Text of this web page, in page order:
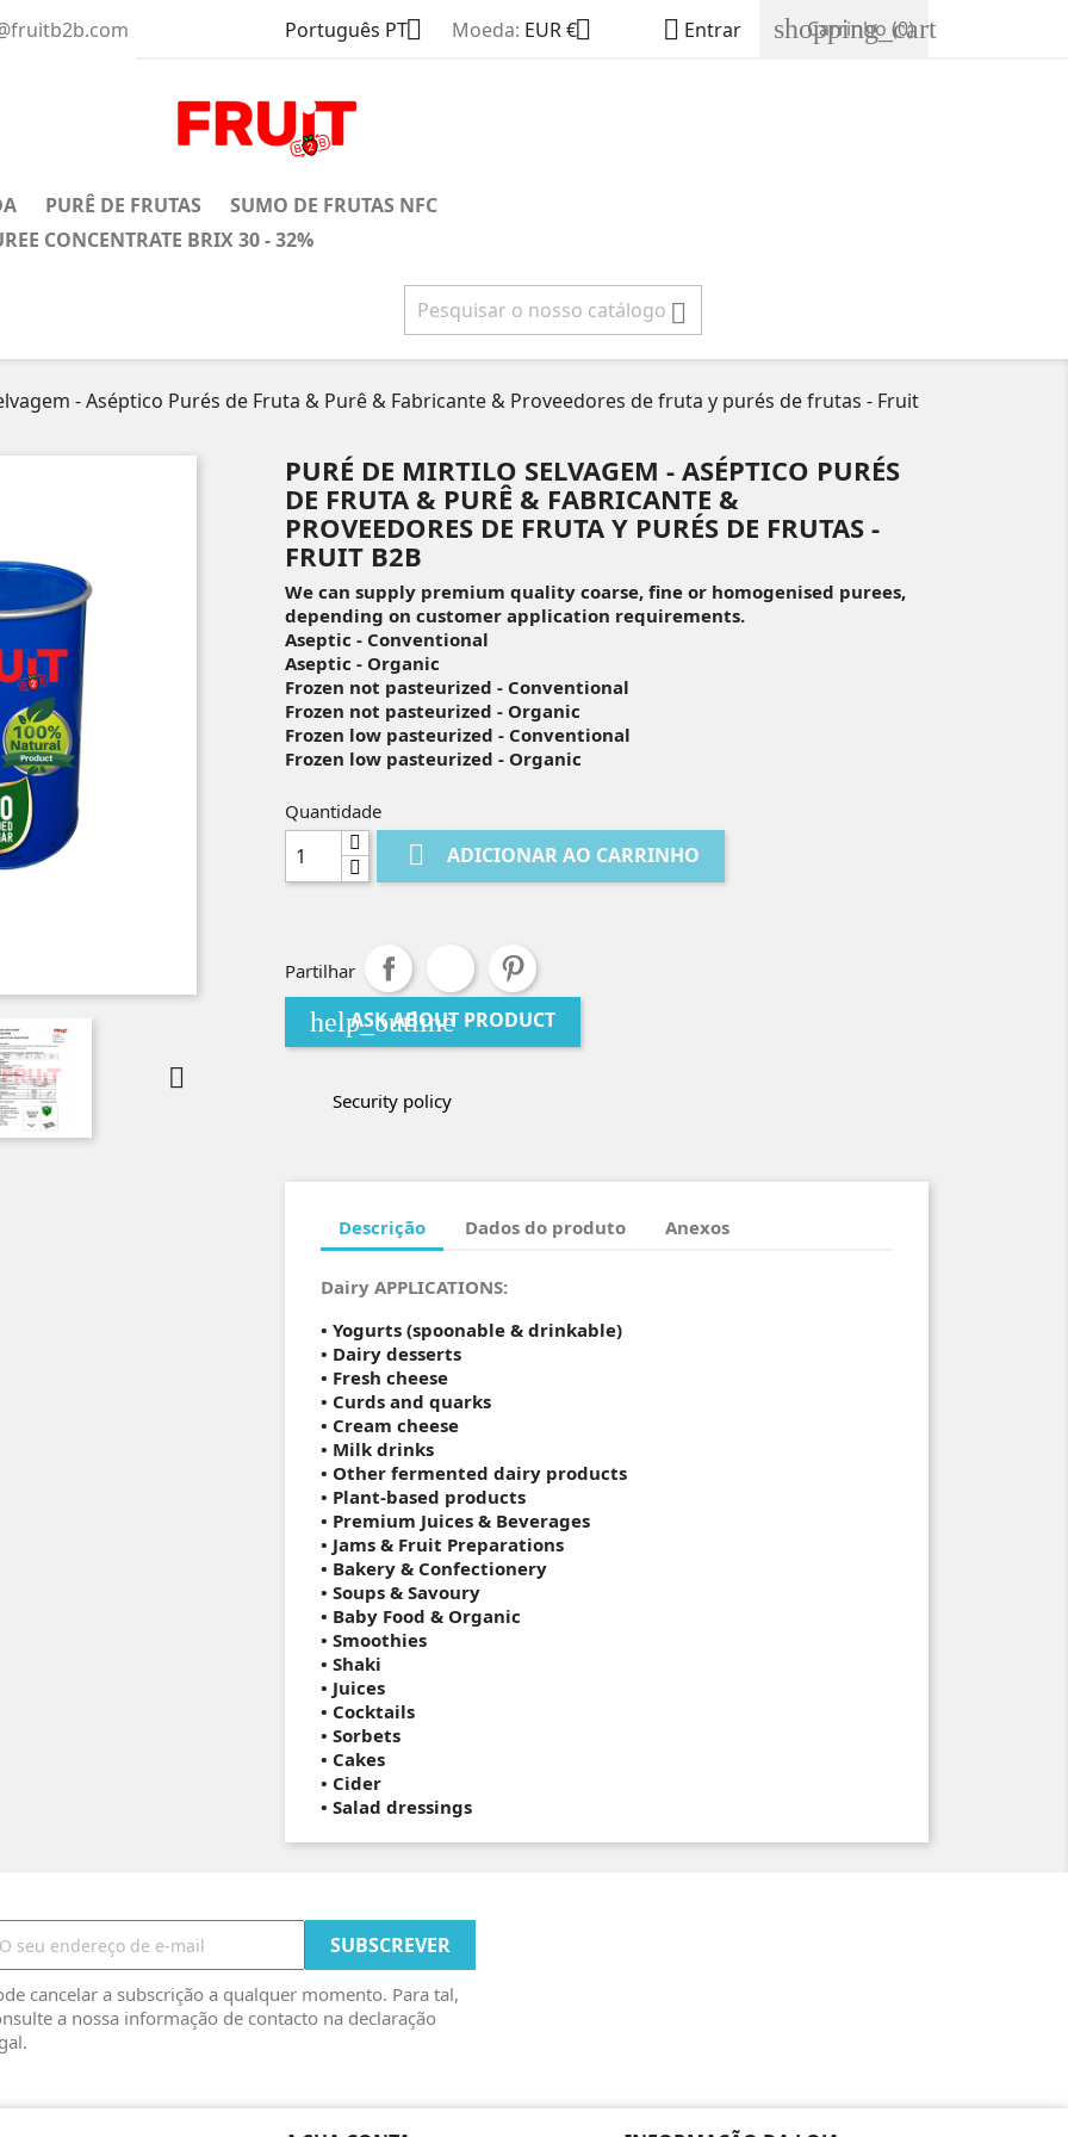
Português PT Moeda: EUR €  Entrar shopping_cart
Carrinho (0)
PURÊ DE FRUTAS
SUMO DE FRUTAS NFC
CONCENTRATE BRIX 30 - 32%

- Aséptico Purés de Fruta & Purê & Fabricante & Proveedores de fruta y purés de frutas - Fruit

PURÉ DE MIRTILO SELVAGEM - ASÉPTICO PURÉS
DE FRUTA & PURÊ & FABRICANTE &
PROVEEDORES DE FRUTA Y PURÉS DE FRUTAS -
FRUIT B2B
We can supply premium quality coarse, fine or homogenised purees,
depending on customer application requirements.
Aseptic - Conventional
Aseptic - Organic
Frozen not pasteurized - Conventional
Frozen not pasteurized - Organic
Frozen low pasteurized - Conventional
Frozen low pasteurized - Organic
Quantidade
 ADICIONAR AO CARRINHO
Partilhar
help_outline
ASK ABOUT PRODUCT
Security policy
Descrição Dados do produto Anexos
Dairy APPLICATIONS:
• Yogurts (spoonable & drinkable)
• Dairy desserts
• Fresh cheese
• Curds and quarks
• Cream cheese
• Milk drinks
• Other fermented dairy products
• Plant-based products
• Premium Juices & Beverages
• Jams & Fruit Preparations
• Bakery & Confectionery
• Soups & Savoury
• Baby Food & Organic
• Smoothies
• Shaki
• Juices
• Cocktails
• Sorbets
• Cakes
• Cider
• Salad dressings
cancelar a subscrição a qualquer momento. Para tal,
a nossa informação de contacto na declaração